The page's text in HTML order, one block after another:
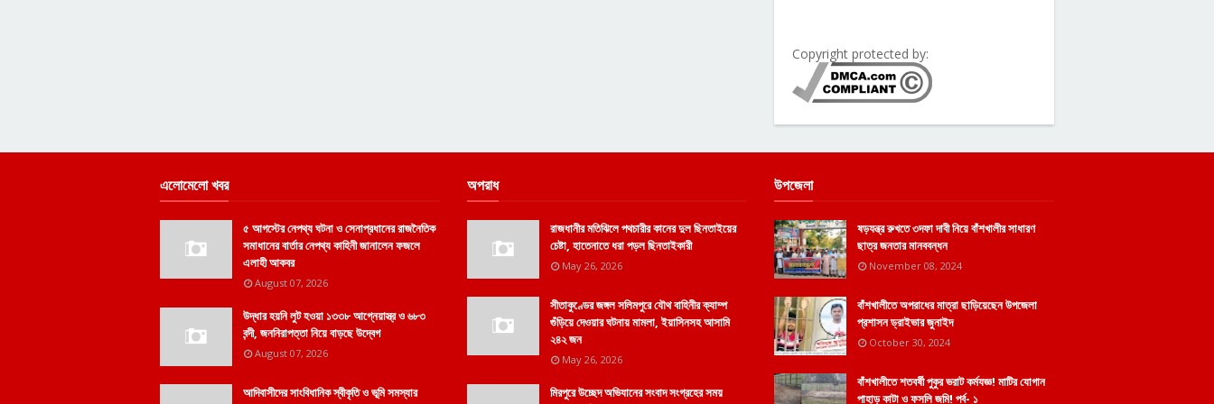
Copyright protected by:
এলোমেলো খবর
৫ আগস্টের নেপথ্য ঘটনা ও সেনাপ্রধানের রাজনৈতিক
সমাধানের বার্তার নেপথ্য কাহিনী জানালেন ফজলে
এলাহী আকবর
August 07, 2026
উদ্ধার হয়নি লুট হওয়া ১৩৩৮ আগ্নেয়াস্ত্র ও ৬৮৩
বন্দী, জননিরাপত্তা নিয়ে বাড়ছে উদ্বেগ
August 07, 2026
আদিবাসীদের সাংবিধানিক স্বীকৃতি ও ভূমি সমস্যার
অপরাধ
রাজধানীর মতিঝিলে পথচারীর কানের দুল ছিনতাইয়ের
চেষ্টা, হাতেনাতে ধরা পড়ল ছিনতাইকারী
May 26, 2026
সীতাকুণ্ডের জঙ্গল সলিমপুরে যৌথ বাহিনীর ক্যাম্প
গুঁড়িয়ে দেওয়ার ঘটনায় মামলা, ইয়াসিনসহ আসামি
২৪২ জন
May 26, 2026
মিরপুরে উচ্ছেদ অভিযানের সংবাদ সংগ্রহের সময়
উপজেলা
ষড়যন্ত্র রুখতে ৩দফা দাবী নিয়ে বাঁশখালীর সাধারণ
ছাত্র জনতার মানববন্ধন
November 08, 2024
বাঁশখালীতে অপরাধের মাত্রা ছাড়িয়েছেন উপজেলা
প্রশাসন ড্রাইভার জুনাইদ
October 30, 2024
বাঁশখালীতে শতবর্ষী পুকুর ভরাট কর্মযজ্ঞ! মাটির যোগান
পাহাড় কাটা ও ফসলি জমি! পর্ব- ১